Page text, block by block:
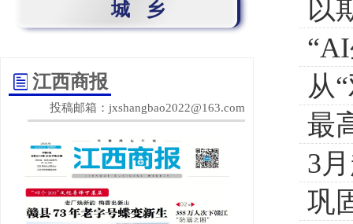
以
从
最
点
3
巩
城乡
江西商报
投稿邮箱：jxshangbao2022@163.com